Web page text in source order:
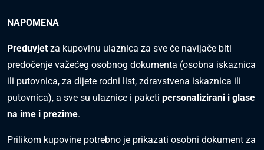
NAPOMENA
Preduvjet za kupovinu ulaznica za sve će navijače biti
predočenje važećeg osobnog dokumenta (osobna iskaznica
ili putovnica, za dijete rodni list, zdravstvena iskaznica ili
putovnica), a sve su ulaznice i paketi personalizirani i glase
na ime i prezime.
Prilikom kupovine potrebno je prikazati osobni dokument za